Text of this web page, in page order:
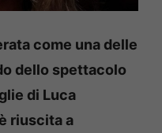
come una delle
dello spettacolo
di Luca
riuscita a